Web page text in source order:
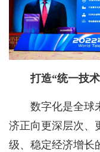
打造“统一技
数字化是全球
济正向更深层次、
级、稳定经济增长